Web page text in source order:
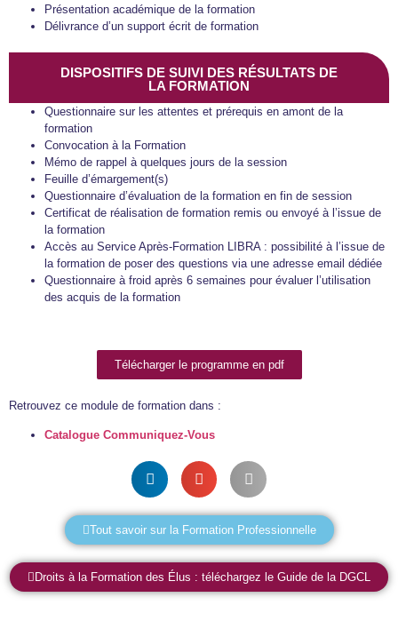
Présentation académique de la formation
Délivrance d’un support écrit de formation
DISPOSITIFS DE SUIVI DES RÉSULTATS DE
LA FORMATION
Questionnaire sur les attentes et prérequis en amont de la
formation
Convocation à la Formation
Mémo de rappel à quelques jours de la session
Feuille d’émargement(s)
Questionnaire d’évaluation de la formation en fin de session
Certificat de réalisation de formation remis ou envoyé à l’issue de
la formation
Accès au Service Après-Formation LIBRA : possibilité à l’issue de
la formation de poser des questions via une adresse email dédiée
Questionnaire à froid après 6 semaines pour évaluer l’utilisation
des acquis de la formation
Télécharger le programme en pdf
Retrouvez ce module de formation dans :
Catalogue Communiquez-Vous
Tout savoir sur la Formation Professionnelle
Droits à la Formation des Élus : téléchargez le Guide de la DGCL